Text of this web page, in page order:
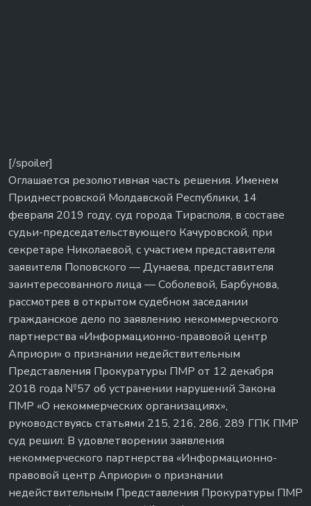
[/spoiler]
Оглашается резолютивная часть решения. Именем
Приднестровской Молдавской Республики, 14
февраля 2019 году, суд города Тирасполя, в составе
судьи-председательствующего Качуровской, при
секретаре Николаевой, с участием представителя
заявителя Поповского — Дунаева, представителя
заинтересованного лица — Соболевой, Барбунова,
рассмотрев в открытом судебном заседании
гражданское дело по заявлению некоммерческого
партнерства «Информационно-правовой центр
Априори» о признании недействительным
Представления Прокуратуры ПМР от 12 декабря
2018 года №57 об устранении нарушений Закона
ПМР «О некоммерческих организациях»,
руководствуясь статьями 215, 216, 286, 289 ГПК ПМР
суд решил: В удовлетворении заявления
некоммерческого партнерства «Информационно-
правовой центр Априори» о признании
недействительным Представления Прокуратуры ПМР